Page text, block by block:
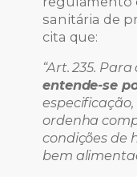
sanitária de
cita que:
“Art. 235.
entende-se
ordenha
condições de
bem